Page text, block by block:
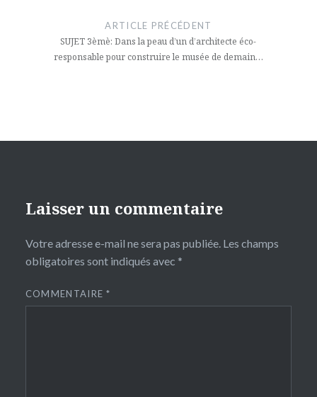
l’article
ARTICLE PRÉCÉDENT
SUJET 3èmè: Dans la peau d’un d’architecte éco-
responsable pour construire le musée de demain…
Laisser un commentaire
Votre adresse e-mail ne sera pas publiée. Les champs
obligatoires sont indiqués avec *
COMMENTAIRE*